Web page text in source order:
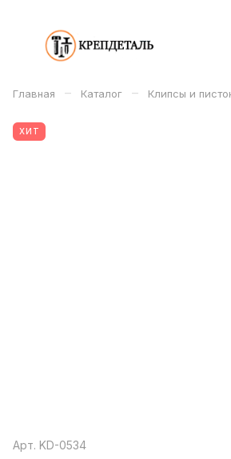
Главная – Каталог – Клипсы и
ХИТ
Арт. KD-0534